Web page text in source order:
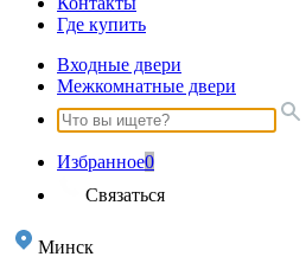
Где купить
Входные двери
Межкомнатные двери
Избранное0
Связаться
Минск